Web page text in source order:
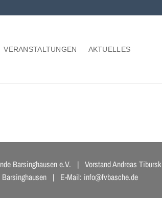
VERANSTALTUNGEN AKTUELLES
Barsinghausen e.V. | Vorstand Andreas
| E-Mail: info@fvbasche.de